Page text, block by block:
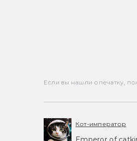
Если вы нашли опечатку,
Кот-император